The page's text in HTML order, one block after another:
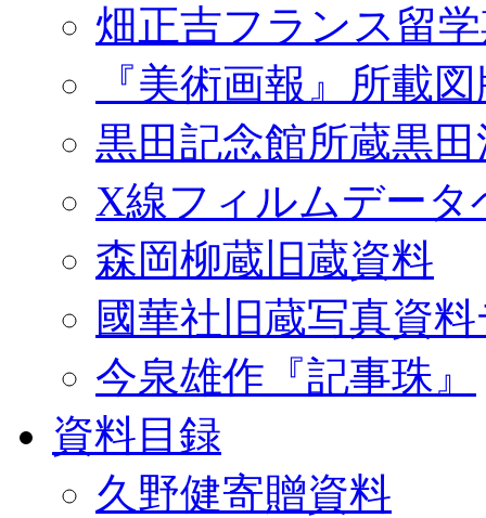
畑正吉フランス留
『美術画報』所載
黒田記念館所蔵黒
X線フィルムデータ
森岡柳蔵旧蔵資料
國華社旧蔵写真資
今泉雄作『記事珠』
資料目録
久野健寄贈資料